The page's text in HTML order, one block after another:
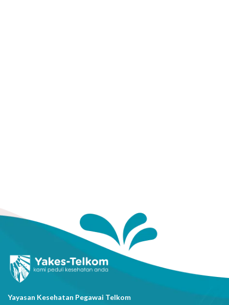
Yayasan Kesehatan Pegawai Telkom